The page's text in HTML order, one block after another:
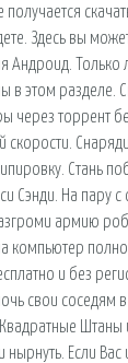
получается
Здесь вы
Андроид. Только
в этом разделе.
через торрент
скорости.
Стань
Сэнди. На пару
армию
компьютер
и без
свои соседям
Штаны
Если Вас